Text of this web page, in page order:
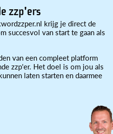
zzp'ers
krijg je direct de
succesvol van start te gaan als
van een compleet platform
zzp'er. Het doel is om jou als
laten starten en daarmee